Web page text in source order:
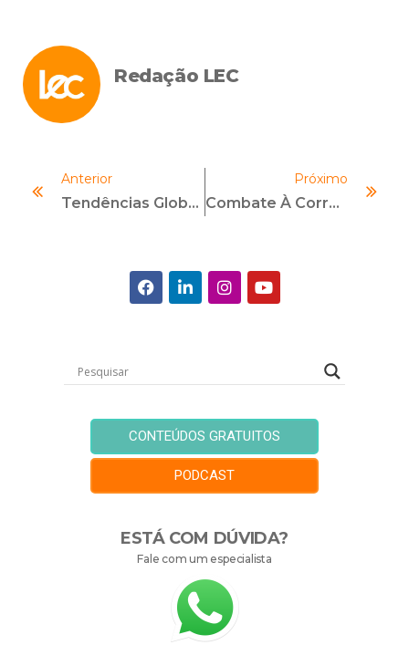
Redação LEC
Anterior
Tendências Globais Em Fiscalização Financeira E Responsabilidade Corporativa
Próximo
Combate À Corrupção Empresarial Argentina
CONTEÚDOS GRATUITOS
PODCAST
ESTÁ COM DÚVIDA?
Fale com um especialista